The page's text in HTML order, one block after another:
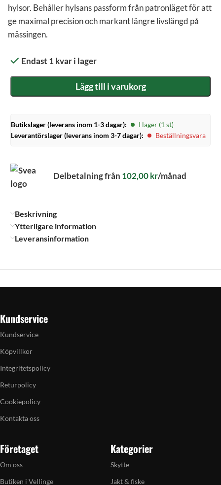
hylsor. Behåller hylsans passform från patronläget för att
ge maximal precision och markant längre livslängd på
mässingen.
Endast 1 kvar i lager
Lägg till i varukorg
Butikslager (leverans inom 1-3 dagar):
I lager (1 st)
Leverantörslager (leverans inom 3-7 dagar):
Beställningsvara
Delbetalning från 102,00kr/månad
Beskrivning
Ytterligare information
Leveransinformation
Kundservice
Kundservice
Köpvillkor
Integritetspolicy
Returpolicy
Cookiepolicy
Kontakta oss
Företaget
Om oss
Butiken i Vellinge
Kategorier
Skytte
Jakt & fiske